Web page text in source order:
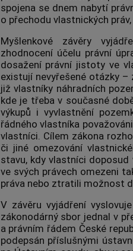
spojena se dnem nabytí
o přechodu vlastnických
Myšlenkové závěry
zhodnocení účelu právní
dosažení právní jistoty ve
existují nevyřešené otázky
již vlastníky náhradních
kde je třeba v současné
výkupů i vyvlastnění
řádného vlastníka
vlastníci. Cílem zákona
či jiné omezování
stavu, kdy vlastníci doposud
ve svých právech omezeni
práva nebo ztratili možnost
V závěru vyjádření
zákonodárný sbor jednal v
a právním řádem České
podepsán příslušnými